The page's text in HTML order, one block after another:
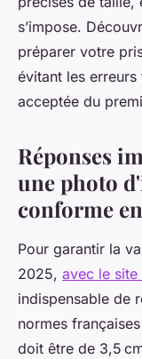
s’impose.
préparer votre
évitant les
acceptée du
Réponses
une photo
conforme
Pour garantir la
2025, avec le
indispensable de
normes
doit être de 3,5